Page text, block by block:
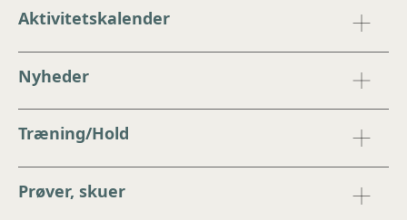
Aktivitetskalender
Nyheder
Træning/Hold
Prøver, skuer